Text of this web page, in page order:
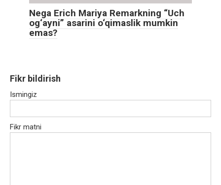
Nega Erich Mariya Remarkning “Uch
og‘ayni” asarini o‘qimaslik mumkin
emas?
Fikr bildirish
Ismingiz
Fikr matni